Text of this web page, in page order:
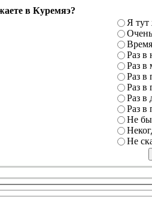
в Куремяэ?
Я тут
Раз в
Раз в
Раз в
Раз в
Раз в
Раз в
Не
Не